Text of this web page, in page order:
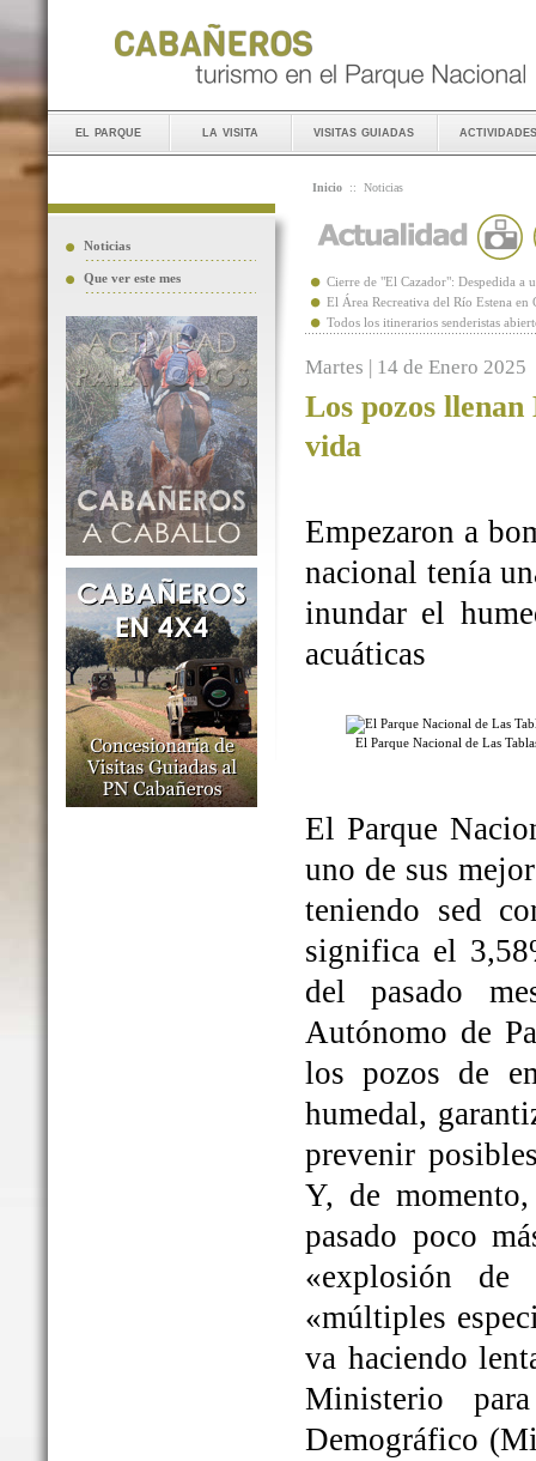
el parque la visita visitas guiadas actividades
Noticias
Que ver este mes
Inicio :: Noticias
Cierre de "El Cazador": Despedida a
El Área Recreativa del Río Estena
Todos los itinerarios senderistas
Martes | 14 de Enero 2025
Los pozos
vida
Empezaron a
nacional tenía
inundar el
acuáticas
El Parque Nacional de Las
El Parque
uno de sus
teniendo sed
significa el
del pasado
Autónomo de
los pozos de
humedal,
prevenir
Y, de
pasado poco
«explosión
«múltiples
va haciendo
Ministerio
Demográfico